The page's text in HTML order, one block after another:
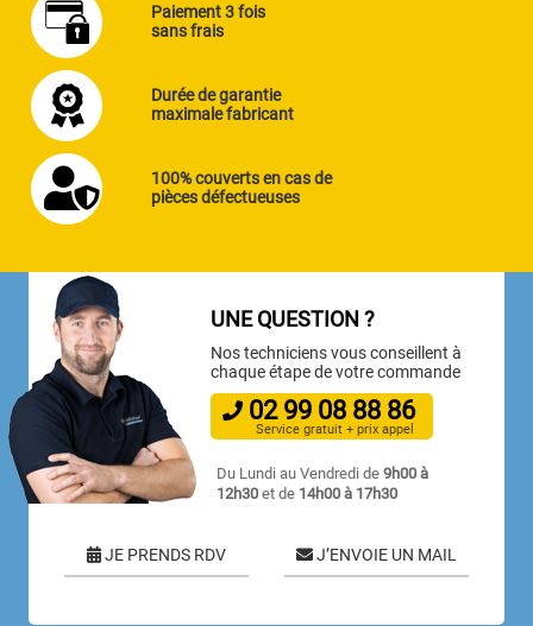
Paiement 3 fois
sans frais
Durée de garantie
maximale fabricant
100% couverts en cas de
pièces défectueuses
UNE QUESTION ?
Nos techniciens vous conseillent à
chaque étape de votre commande
02 99 08 88 86
Service gratuit + prix appel
Du Lundi au Vendredi de9h00 à
12h30 et de 14h00 à 17h30
JE PRENDS RDV J’ENVOIE UN MAIL